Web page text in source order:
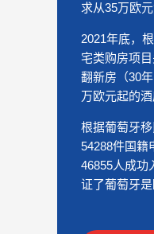
求从35万欧
2021年底，
宅类购房项
翻新房（30
万欧元起的
根据葡萄牙
54288件国籍
46855人成功
证了葡萄牙是